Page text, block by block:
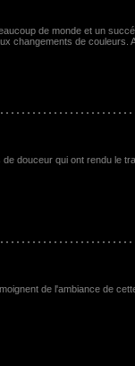
de monde et un
changements de couleurs.
douceur qui ont rendu le
de l'ambiance de